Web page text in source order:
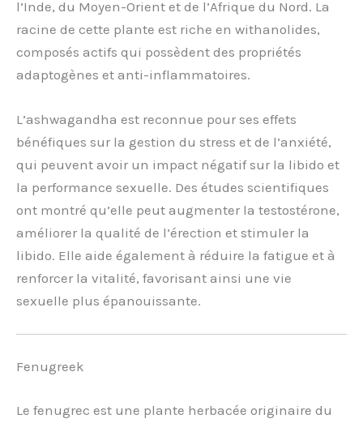
l’Inde, du Moyen-Orient et de l’Afrique du Nord. La
racine de cette plante est riche en withanolides,
composés actifs qui possèdent des propriétés
adaptogènes et anti-inflammatoires.
L’ashwagandha est reconnue pour ses effets
bénéfiques sur la gestion du stress et de l’anxiété,
qui peuvent avoir un impact négatif sur la libido et
la performance sexuelle. Des études scientifiques
ont montré qu’elle peut augmenter la testostérone,
améliorer la qualité de l’érection et stimuler la
libido. Elle aide également à réduire la fatigue et à
renforcer la vitalité, favorisant ainsi une vie
sexuelle plus épanouissante.
Fenugreek
Le fenugrec est une plante herbacée originaire du